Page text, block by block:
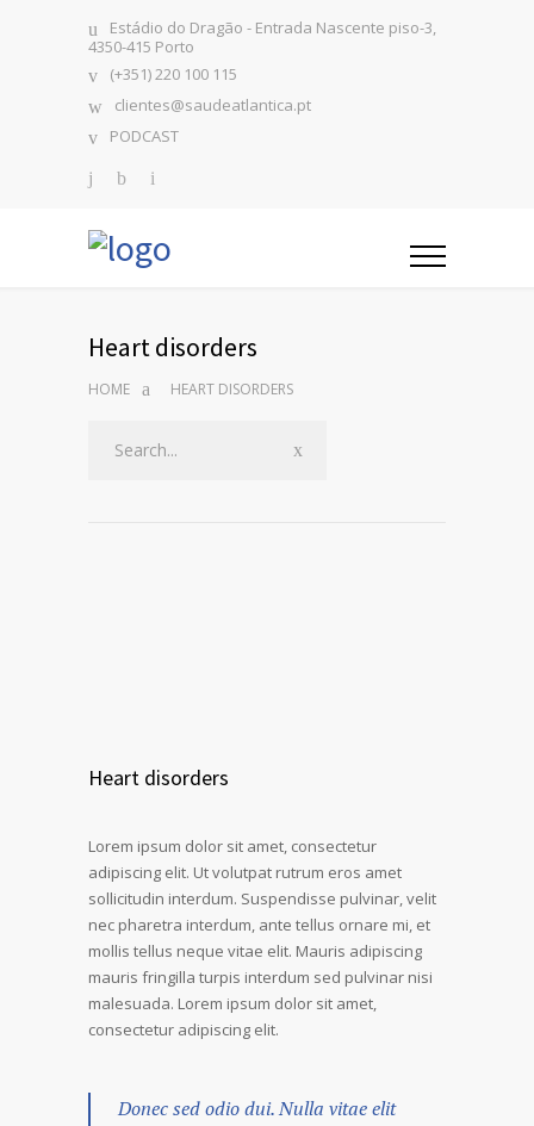
Estádio do Dragão - Entrada Nascente piso-3,
4350-415 Porto
(+351) 220 100 115
clientes@saudeatlantica.pt
PODCAST
Heart disorders
HOME HEART DISORDERS
Heart disorders
Lorem ipsum dolor sit amet, consectetur
adipiscing elit. Ut volutpat rutrum eros amet
sollicitudin interdum. Suspendisse pulvinar, velit
nec pharetra interdum, ante tellus ornare mi, et
mollis tellus neque vitae elit. Mauris adipiscing
mauris fringilla turpis interdum sed pulvinar nisi
malesuada. Lorem ipsum dolor sit amet,
consectetur adipiscing elit.
Donec sed odio dui. Nulla vitae elit